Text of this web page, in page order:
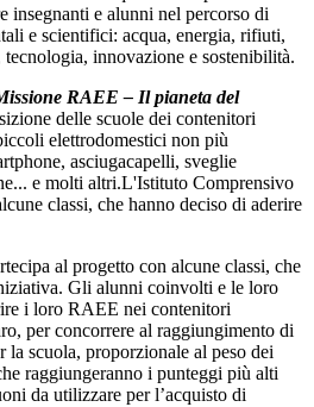
insegnanti e alunni nel percorso di
e scientifici: acqua, energia, rifiuti,
innovazione e sostenibilità.
RAEE – Il pianeta del
delle scuole dei contenitori
elettrodomestici non più
asciugacapelli, sveglie
e molti altri.L'Istituto Comprensivo
classi, che hanno deciso di aderire
al progetto con alcune classi, che
Gli alunni coinvolti e le loro
i loro RAEE nei contenitori
per concorrere al raggiungimento di
scuola, proporzionale al peso dei
raggiungeranno i punteggi più alti
da utilizzare per l’acquisto di